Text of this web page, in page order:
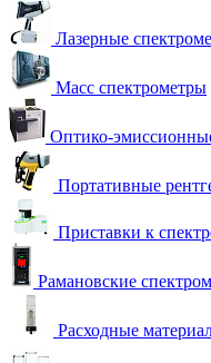
Лазерные
Масс спектрометры
Оптико-
Портативные
Приставки к
Рамановские
Расходные